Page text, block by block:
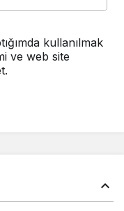
kullanılmak
ve web site